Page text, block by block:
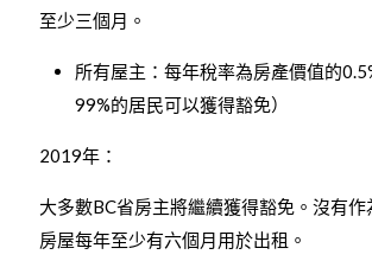
至少三個月。
所有屋主：每年稅率為房產價值的
99%的居民可以獲得豁免）
2019年：
大多數BC省房主將繼續獲得豁免。沒有作
房屋每年至少有六個月用於出租。